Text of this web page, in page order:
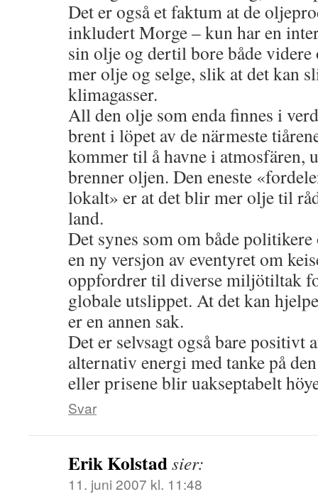
Det er også et faktum at de
inkludert Morge – kun har en
sin olje og dertil bore både
mer olje og selge, slik at det kan
klimagasser.
All den olje som enda finnes i
brent i löpet av de närmeste
kommer til å havne i atmosfären,
brenner oljen. Den eneste
lokalt» er at det blir mer olje til
land.
Det synes som om både
en ny versjon av eventyret om
oppfordrer til diverse miljötiltak
globale utslippet. At det kan
er en annen sak.
Det er selvsagt også bare positivt
alternativ energi med tanke på
eller prisene blir uakseptabelt
Svar
Erik Kolstadsier:
11. juni 2007 kl. 11:48